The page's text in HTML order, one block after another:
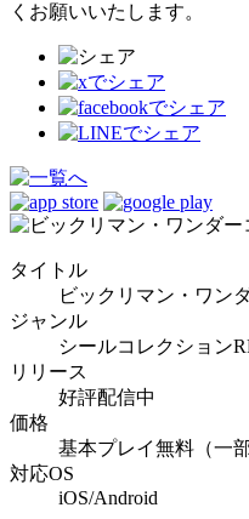
くお願いいたします。
タイトル
ビックリマン・ワン
ジャンル
シールコレクション
リリース
好評配信中
価格
基本プレイ無料（一
対応OS
iOS/Android